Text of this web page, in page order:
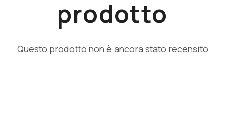
prodotto
Questo prodotto non è ancora stato recensito